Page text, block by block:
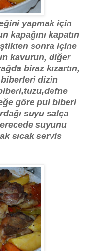
yapmak için
kapağını kapatın
sonra içine
kavurun, diğer
biraz kızartın,
dizin
göre pul biberi
suyu salça
suyunu
sıcak servis